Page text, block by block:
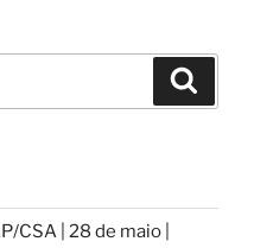
CSA | 28 de maio |